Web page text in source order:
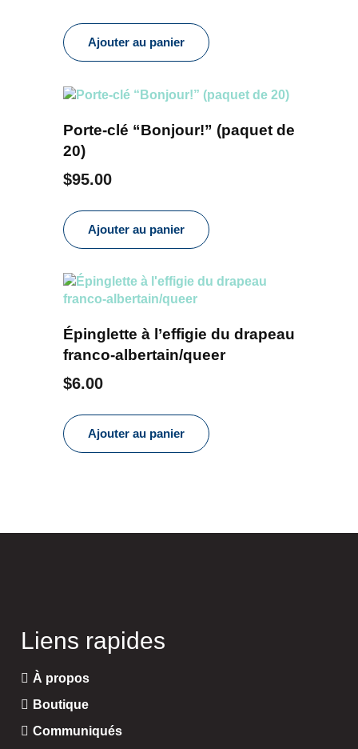
Ajouter au panier
Porte-clé “Bonjour!” (paquet de
20)
$95.00
Ajouter au panier
Épinglette à l’effigie du drapeau
franco-albertain/queer
$6.00
Ajouter au panier
Liens rapides
À propos
Boutique
Communiqués